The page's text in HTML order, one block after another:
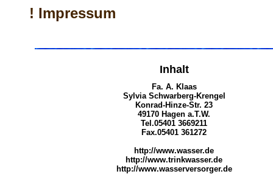
! Impressum
Inhalt
Fa. A. Klaas
Sylvia Schwarberg-Krengel
Konrad-Hinze-Str. 23
49170 Hagen a.T.W.
Tel.05401 3669211
Fax.05401 361272
http://www.wasser.de
http://www.trinkwasser.de
http://www.wasserversorger.de